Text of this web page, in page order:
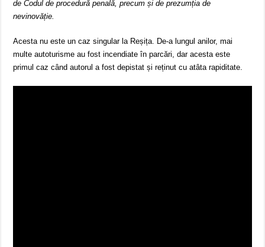
de Codul de procedură penală, precum și de prezumția de
nevinovăție.
Acesta nu este un caz singular la Reșița. De-a lungul anilor, mai
multe autoturisme au fost incendiate în parcări, dar acesta este
primul caz când autorul a fost depistat și reținut cu atâta rapiditate.